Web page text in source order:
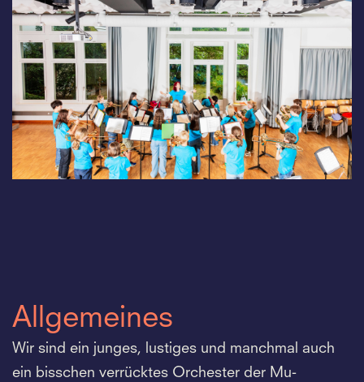
Allgemeines
Wir sind ein junges, lustiges und manchmal auch
ein bisschen verrücktes Orchester der Mu-